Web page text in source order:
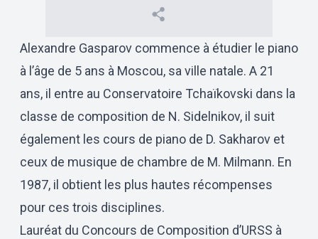
Alexandre Gasparov commence à étudier le piano
à l’âge de 5 ans à Moscou, sa ville natale. A 21
ans, il entre au Conservatoire Tchaïkovski dans la
classe de composition de N. Sidelnikov, il suit
également les cours de piano de D. Sakharov et
ceux de musique de chambre de M. Milmann. En
1987, il obtient les plus hautes récompenses
pour ces trois disciplines.
Lauréat du Concours de Composition d’URSS à